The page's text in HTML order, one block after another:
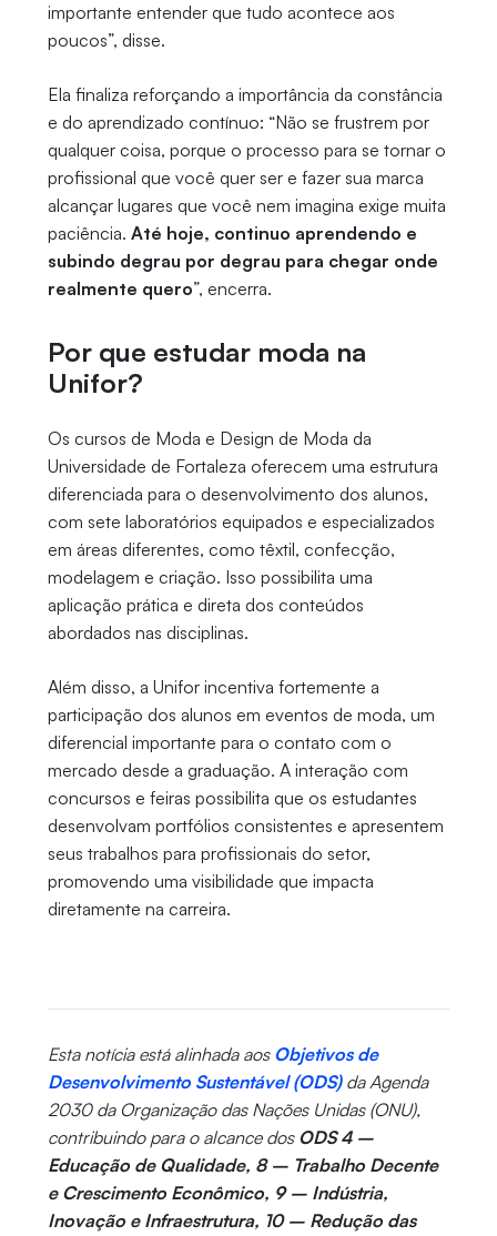
importante entender que tudo acontece aos
poucos”, disse.
Ela finaliza reforçando a importância da constância
e do aprendizado contínuo: “Não se frustrem por
qualquer coisa, porque o processo para se tornar o
profissional que você quer ser e fazer sua marca
alcançar lugares que você nem imagina exige muita
paciência. Até hoje, continuo aprendendo e
subindo degrau por degrau para chegar onde
realmente quero”, encerra.
Por que estudar moda na
Unifor?
Os cursos de Moda e Design de Moda da
Universidade de Fortaleza oferecem uma estrutura
diferenciada para o desenvolvimento dos alunos,
com sete laboratórios equipados e especializados
em áreas diferentes, como têxtil, confecção,
modelagem e criação. Isso possibilita uma
aplicação prática e direta dos conteúdos
abordados nas disciplinas.
Além disso, a Unifor incentiva fortemente a
participação dos alunos em eventos de moda, um
diferencial importante para o contato com o
mercado desde a graduação. A interação com
concursos e feiras possibilita que os estudantes
desenvolvam portfólios consistentes e apresentem
seus trabalhos para profissionais do setor,
promovendo uma visibilidade que impacta
diretamente na carreira.
Esta notícia está alinhada aos Objetivos de
Desenvolvimento Sustentável (ODS) da Agenda
2030 da Organização das Nações Unidas (ONU),
contribuindo para o alcance dos ODS 4 –
Educação de Qualidade, 8 – Trabalho Decente
e Crescimento Econômico, 9 – Indústria,
Inovação e Infraestrutura, 10 – Redução das